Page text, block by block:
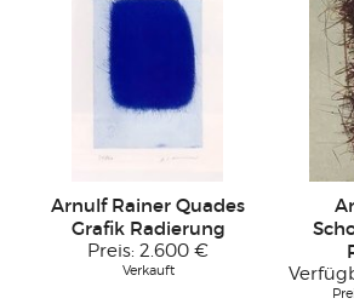
Arnulf Rainer Quades
Grafik Radierung
Preis: 2.600 €
Verkauft